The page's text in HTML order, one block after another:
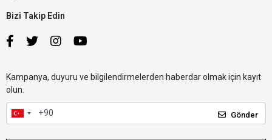
Bizi Takip Edin
Kampanya, duyuru ve bilgilendirmelerden haberdar olmak için kayıt
olun.
Gönder